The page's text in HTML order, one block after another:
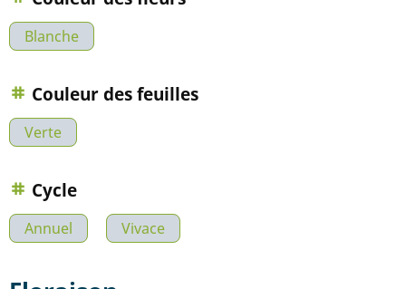
Blanche
Couleur des feuilles
Verte
Cycle
Annuel Vivace